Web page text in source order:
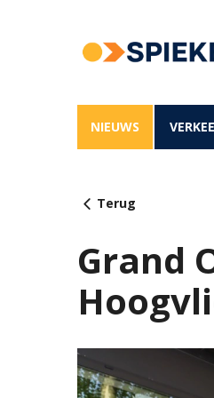
NIEUWS
Terug
Grand